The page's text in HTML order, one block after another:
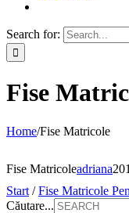
Search for:
Fise
Home/Fise Matricole
Fise Matricoleadriana
Start /Fise Matricole
Căutare...